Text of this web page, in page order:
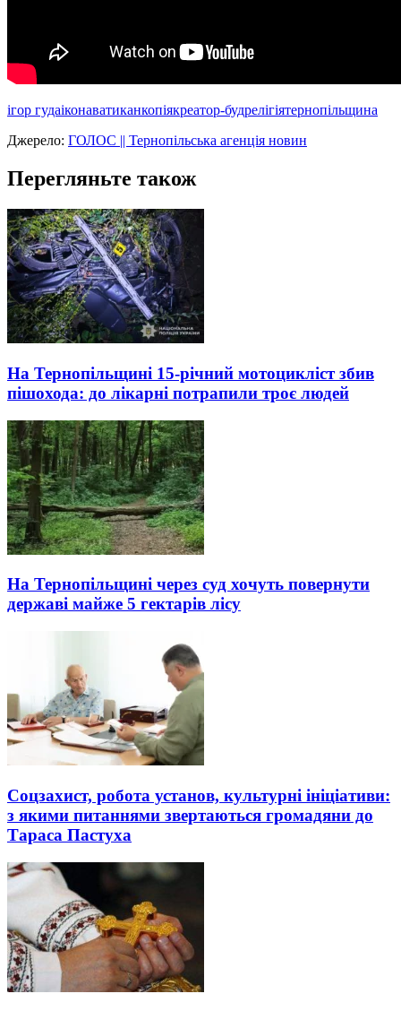
ігор гудаіконаватиканкопіякреатор-будрелігіятернопільщина
Джерело: ГОЛОС || Тернопільська агенція новин
Перегляньте також
На Тернопільщині 15-річний мотоцикліст збив
пішохода: до лікарні потрапили троє людей
На Тернопільщині через суд хочуть повернути
державі майже 5 гектарів лісу
Соцзахист, робота установ, культурні ініціативи:
з якими питаннями звертаються громадяни до
Тараса Пастуха